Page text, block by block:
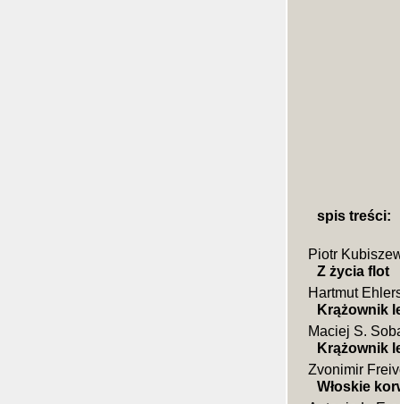
spis treści:
Piotr
Z życia flot
Hartmut
Krążownik
Maciej S.
Krążownik
Zvonimir
Włoskie